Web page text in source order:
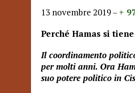
13 novembre 2019 – +
Perché Hamas si
Il coordinamento
per molti anni. Ora
suo potere politico in